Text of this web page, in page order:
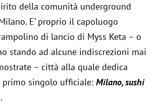
della comunità underground
E’ proprio il capoluogo
di lancio di Myss Keta – o
stando ad alcune indiscrezioni mai
– città alla quale dedica
singolo ufficiale: Milano, sushi